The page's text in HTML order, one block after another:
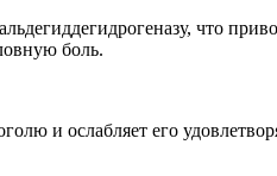
что
боль.
и ослабляет его